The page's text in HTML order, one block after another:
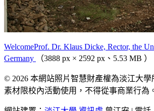
WelcomeProf. Dr. Klaus Dicke, Rector, the
Germany
（3888 px × 2592 px、5.53 MB ）
© 2026 本網站照片智慧財產權為淡江大
素材限校內活動使用，不得從事商業行為